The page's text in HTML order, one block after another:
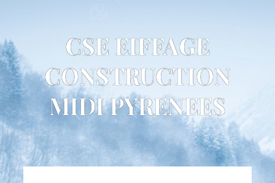
CSE EIFFAGE
CONSTRUCTION
MIDI PYRENEES